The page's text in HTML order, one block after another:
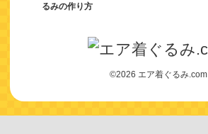
るみの作り方
©2026 エア着ぐるみ.com